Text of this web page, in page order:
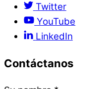
Twitter
YouTube
LinkedIn
Contáctanos